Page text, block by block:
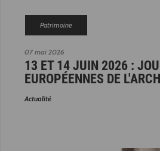
07 mai 2026
Patrimoine
13 ET 14 JUIN 2026 :
EUROPÉENNES DE
Actualité